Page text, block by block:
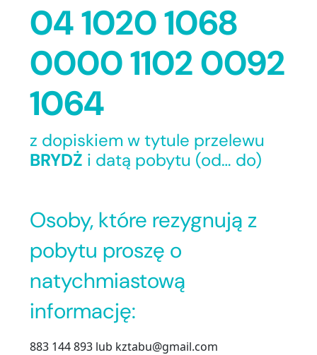
04 1020 1068
0000 1102 0092
1064
z dopiskiem w tytule przelewu
BRYDŻ i datą pobytu (od… do)
Osoby, które rezygnują z
pobytu proszę o
natychmiastową
informację:
883 144 893 lub kztabu@gmail.com